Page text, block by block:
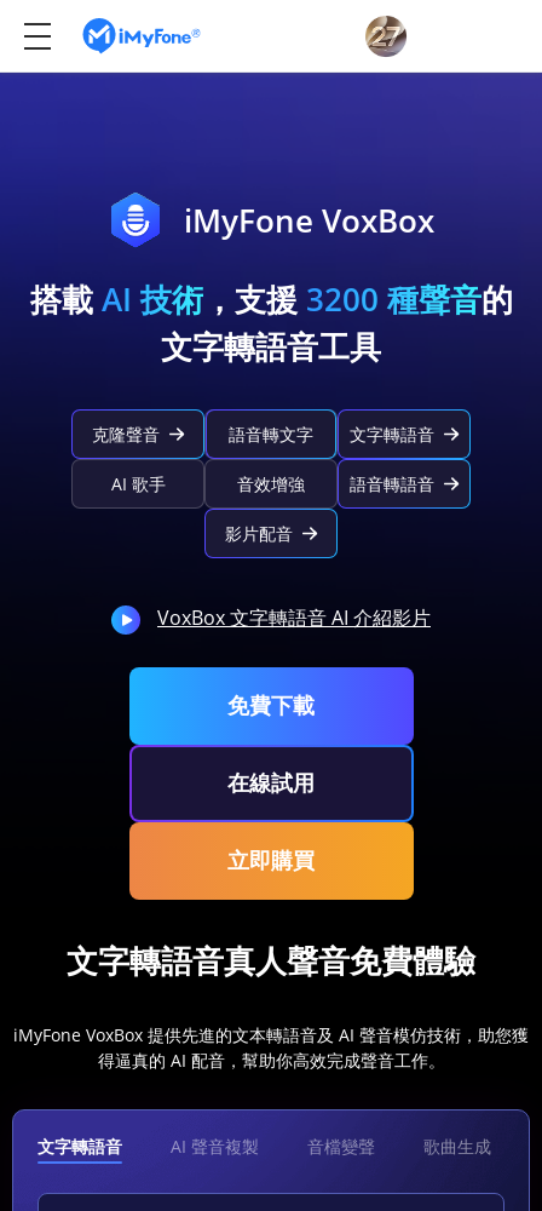
iMyFone VoxBox
搭載AI 技術，支援 3200 種聲音的
文字轉語音工具
克隆聲音 語音轉文字 文字轉語音
AI 歌手 音效增強 語音轉語音
影片配音
VoxBox 文字轉語音 AI 介紹影片
免費下載
在線試用
立即購買
文字轉語音真人聲音免費體驗
iMyFone VoxBox 提供先進的文本轉語音及 AI 聲音模仿技術，助您獲
得逼真的 AI 配音，幫助你高效完成聲音工作。
文字轉語音 AI 聲音複製 音檔變聲 歌曲生成